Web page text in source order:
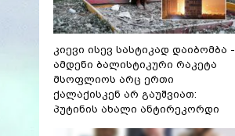
კიევი ისევ სასტიკად დაიბომბა -
ამდენი ბალისტიკური რაკეტა
მსოფლიოს არც ერთი
ქალაქისკენ არ გაუშვიათ:
პუტინის ახალი ანტირეკორდი